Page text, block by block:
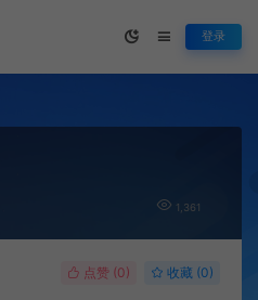
登录
1,361
点赞 (0) 收藏 (0)